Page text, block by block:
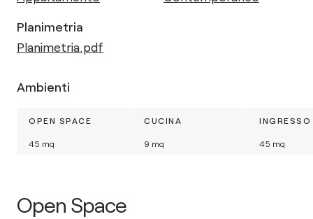
Planimetria
Planimetria.pdf
Ambienti
OPEN SPACE
45 mq
CUCINA
9 mq
INGRESSO
45 mq
Open Space